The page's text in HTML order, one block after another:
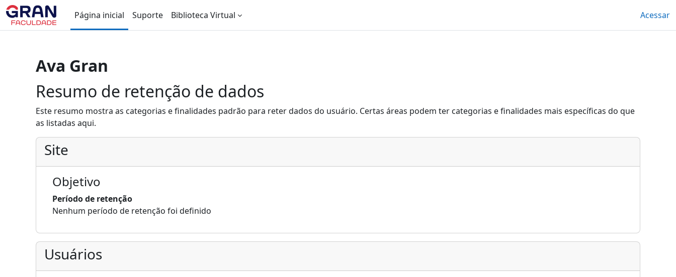
Ir para o conteúdo principal
Página inicial
Suporte Biblioteca Virtual Acessar
Ava Gran
Resumo de retenção de dados
Este resumo mostra as categorias e finalidades padrão para reter dados do usuário. Certas áreas podem ter categorias e finalidades mais específicas do que
as listadas aqui.
Site
Objetivo
Período de retenção
Nenhum período de retenção foi definido
Usuários